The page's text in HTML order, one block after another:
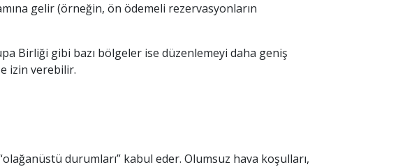
gelir (örneğin, ön ödemeli rezervasyonların
Birliği gibi bazı bölgeler ise düzenlemeyi daha geniş
izin verebilir.
durumları” kabul eder. Olumsuz hava koşulları,